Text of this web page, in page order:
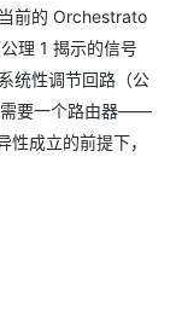
前的 Orchestrato
理 1 揭示的信号
统性调节回路（公
需要一个路由器——
成立的前提下，